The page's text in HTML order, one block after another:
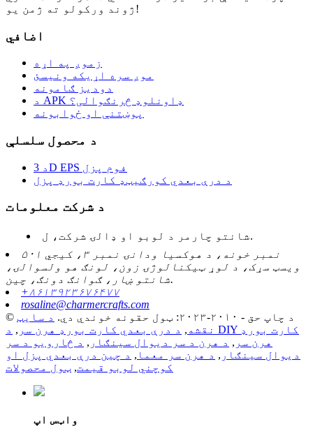
ژوند ورکولو ته ژمن یو!
اضافي
زموږ په اړه
موږ سره اړیکه ونیسئ
دودیز ګامونه
د APK ډاونلوډ څرنګوالی؟
پوښتنې او ځوابونه
د محصول سلسلې
د 3D EPS فوم پزل
د درې بعدي کورګیټډ کارت بورډ پزل
د شرکت معلومات
شانتو چارمر د لوبو او ډالۍ شرکت، ل.
۵۰۱ نمبر خونه، د هوکسیا ودانۍ نمبر ۳، کیجي
ویسټ سړک، د لوړ ټیکنالوژۍ زون، لونګ هو ولسوالۍ،
شانتو ښار، ګوانګ دونګ، چین.
+۸۶۱۳۹۲۳۶۷۶۴۷۷
rosaline@charmercrafts.com
© د چاپ حق - ۲۰۱۰-۲۰۲۳: ټول حقونه خوندي دي.
د سایټ
نقشه , د درې بعدي کارت بورډ هرن سر , د DIY کارت بورډ
هرن سر , د هرن د سر دیوال سينګار , د څارویو د سر
دیوال سينګار , د هرن سر معما , د چین درې بعدي پزل او
کوچني لوبو قیمت, ټول محصولات
واټس اپ